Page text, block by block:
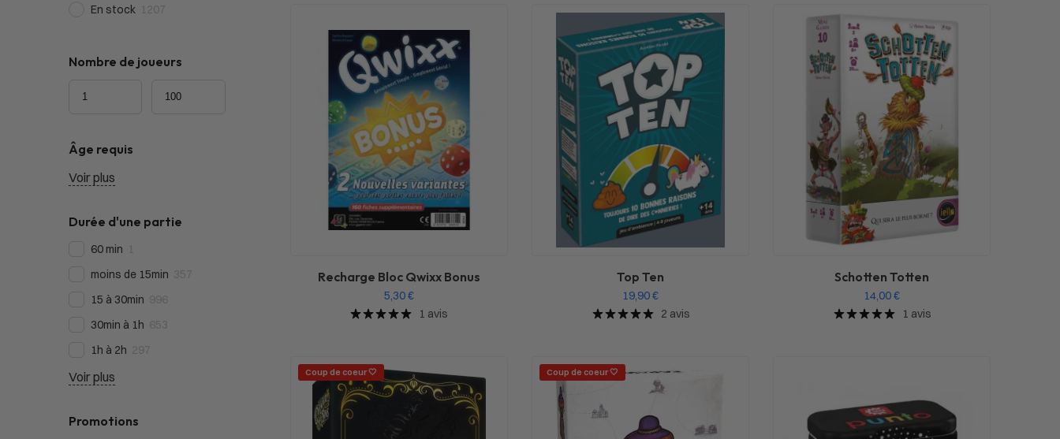
Recharge Bloc Qwixx Bonus
5,30€
1 avis
Top Ten
19,90€
2 avis
Schotten Totten
14,00€
1 avis
Coup de coeur 🤍 Coup de coeur 🤍
En stock
Nombre de joueurs
Âge requis
Voir plus
Durée d'une partie
60 min
moins de 15min
15 à 30min
30min à 1h
1h à 2h
Voir plus
Promotions